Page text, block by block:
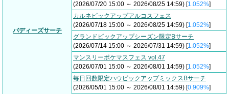
バディーズサーチ
(2026/07/20 15:00 ～ 2026/08/25 14:59) [1.052%]
カルネピックアップアルコスフェス
(2026/07/18 15:00 ～ 2026/08/25 14:59) [1.052%]
グランドピックアップシーズン限定Bサーチ
(2026/07/14 15:00 ～ 2026/07/31 14:59) [1.052%]
マンスリーポケマスフェス vol.47
(2026/07/01 15:00 ～ 2026/08/01 14:59) [1.052%]
毎日回数限定ハウピックアップミックスBサーチ
(2026/05/01 15:00 ～ 2026/08/01 14:59) [0.909%]